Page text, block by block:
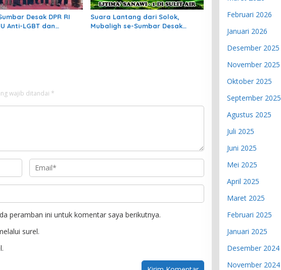
Desak DPR RI
Anti-LGBT dan
Suara Lantang dari Solok,
Mubaligh se-Sumbar Desak
wajib ditandai *
peramban ini untuk komentar saya berikutnya.
surel.
Februari 2026
Januari 2026
Desember 2025
November 2025
Oktober 2025
September 2025
Agustus 2025
Juli 2025
Juni 2025
Mei 2025
April 2025
Maret 2025
Februari 2025
Januari 2025
Desember 2024
November 2024